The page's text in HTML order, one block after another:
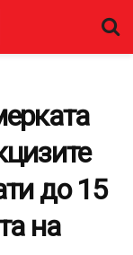
до 15
на